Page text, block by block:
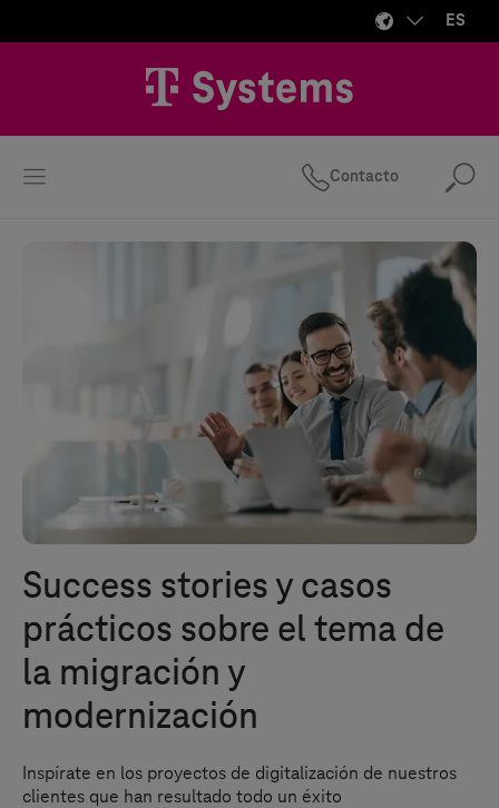
ES
Contacto
Success stories y casos
prácticos sobre el tema de
la migración y
modernización
Inspírate en los proyectos de digitalización de nuestros
clientes que han resultado todo un éxito